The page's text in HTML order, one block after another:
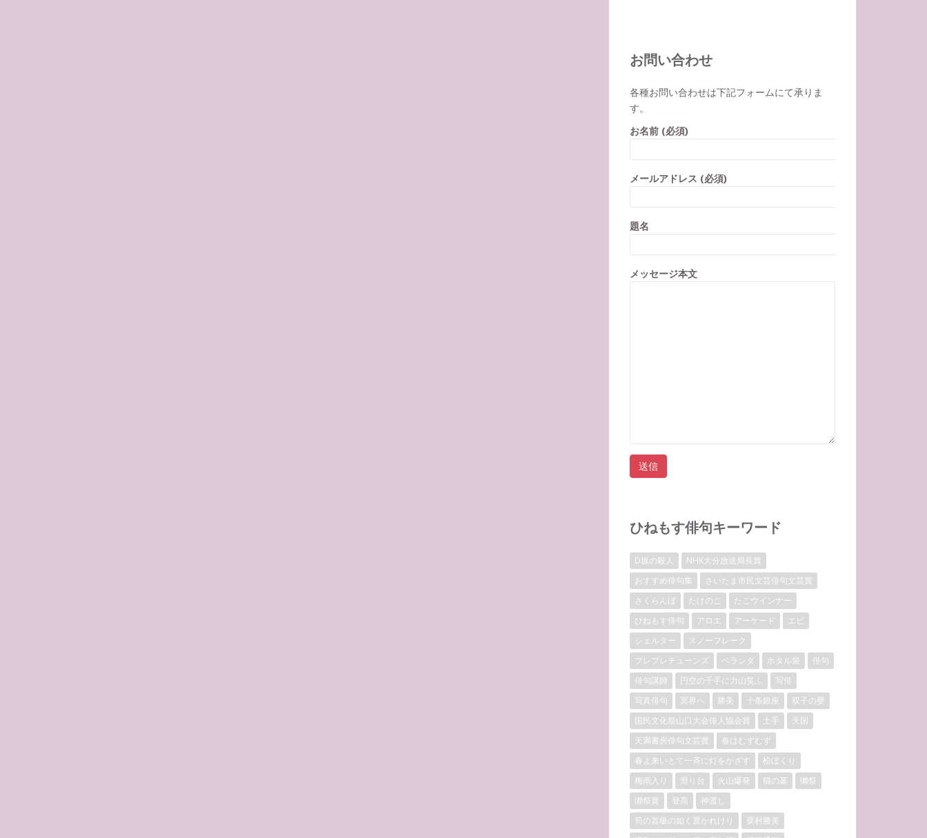
お問い合わせ
各種お問い合わせは下記フォームにて承りま
す。
お名前 (必須)
メールアドレス (必須)
題名
メッセージ本文
ひねもす俳句キーワード
D坂の殺人
NHK大分放送局長賞
おすすめ俳句集
さいたま市民文芸俳句文芸賞
さくらんぼ
たけのこ
たこウインナー
ひねもす俳句
アロエ アーケード
エビ
シェルター
スノーフレーク
プレプレチューンズ
ベランダ ホタル袋
俳句
俳句講師
円空の千手に力山笑ふ
写俳
写真俳句
冥界へ 勝美 十条銀座
双子の嬰
国民文化祭山口大会俳人協会賞
土手
天国
天満書房俳句文芸賞
春はむずむず
春よ来いとて一斉に灯をかざす
松ぼくり
梅雨入り
滑り台 火山爆発 猫の墓
獺祭
獺祭賞
登高
神渡し
筍の首級の如く置かれけり
粟村勝美